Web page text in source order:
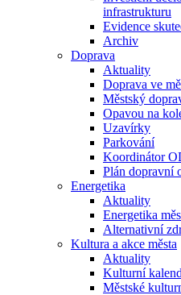
infrastrukturu
Evidence
Archiv
Doprava
Aktuality
Doprava ve
Městský
Opavou na
Uzavírky
Parkování
Koordinátor
Plán dopravní
Energetika
Aktuality
Energetika
Alternativní
Kultura a akce města
Aktuality
Kulturní
Městské